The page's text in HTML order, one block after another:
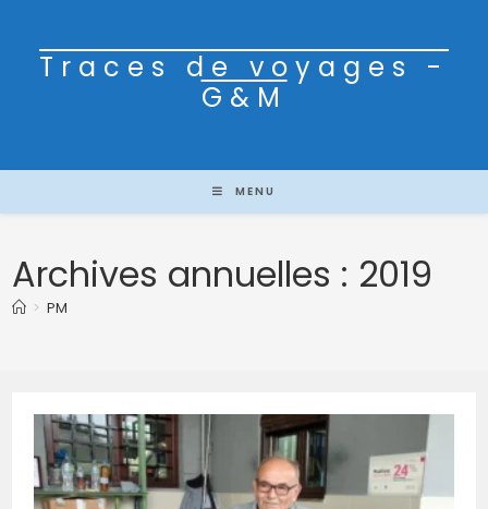
Traces de voyages -
G&M
MENU
Archives annuelles : 2019
> PM